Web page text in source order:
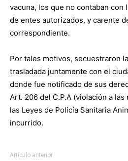
vacuna, los que no contaban con
de entes autorizados, y carente
correspondiente.
Por tales motivos, secuestraron
trasladada juntamente con el
donde fue notificado de sus
Art. 206 del C.P.A (violación a
las Leyes de Policía Sanitaria
incurrido.
Artículo anterior